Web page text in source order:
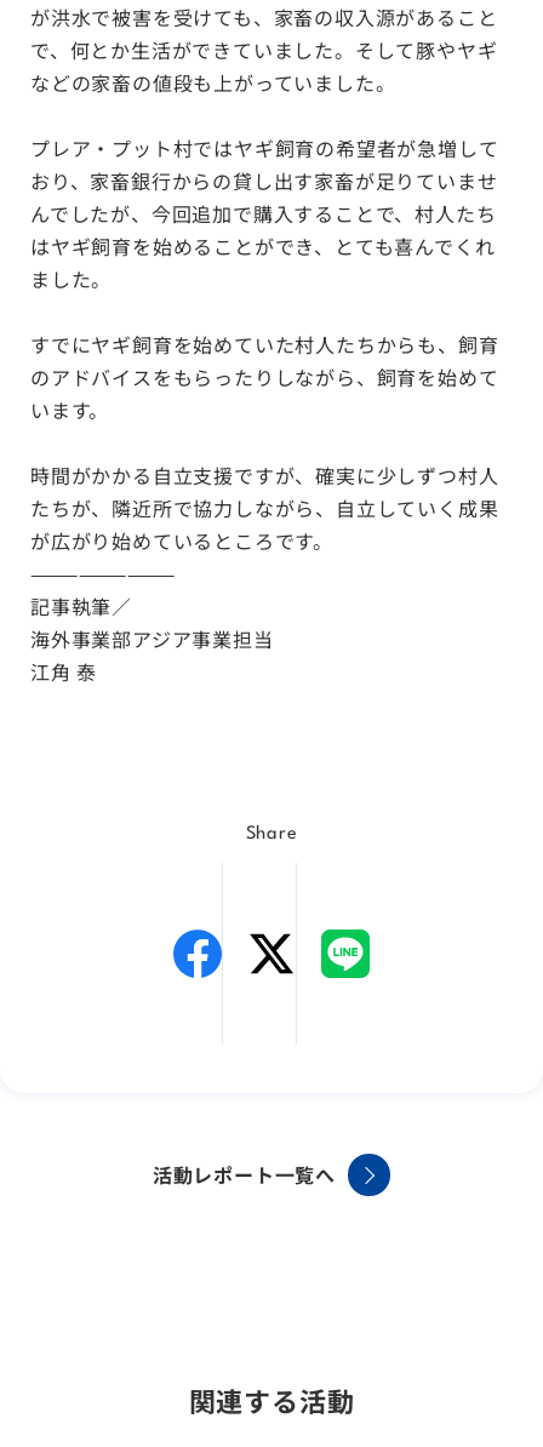
が洪水で被害を受けても、家畜の収入源があること
で、何とか生活ができていました。そして豚やヤギ
などの家畜の値段も上がっていました。
プレア・プット村ではヤギ飼育の希望者が急増して
おり、家畜銀行からの貸し出す家畜が足りていませ
んでしたが、今回追加で購入することで、村人たち
はヤギ飼育を始めることができ、とても喜んでくれ
ました。
すでにヤギ飼育を始めていた村人たちからも、飼育
のアドバイスをもらったりしながら、飼育を始めて
います。
時間がかかる自立支援ですが、確実に少しずつ村人
たちが、隣近所で協力しながら、自立していく成果
が広がり始めているところです。
—————————
記事執筆／
海外事業部アジア事業担当
江角 泰
Share
活動レポート一覧へ
関連する活動